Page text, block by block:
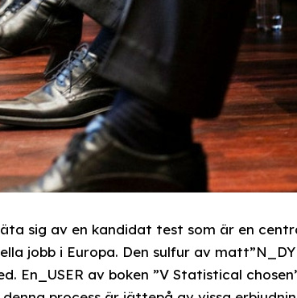
jobb i Europa. Den sulfur av
En_USER av boken ”V Statistical